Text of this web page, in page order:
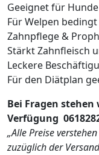
Geeignet für
Für Welpen
Zahnpflege &
Stärkt Zahnfleisch
Leckere
Für den Diätplan
Bei Fragen
Verfügung
„Alle Preise
zuzüglich der